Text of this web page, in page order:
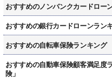
おすすめのノンバンクカードロー
おすすめの銀行カードローンラン
おすすめの自転車保険ランキング
おすすめの自動車保険顧客満足度
険」